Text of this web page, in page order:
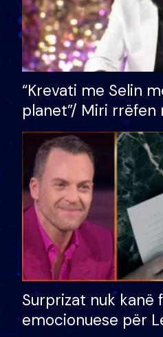
“Krevati me Selin
planet”/ Miri
bukura në shtëpinë
mungojë zilja e
Surprizat nuk kanë
emocionuese për